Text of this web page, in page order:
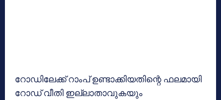
റോഡിലേക്ക് റാംപ് ഉണ്ടാക്കിയതിന്റെ ഫലമായി
റോഡ് വീതി ഇല്ലാതാവുകയും